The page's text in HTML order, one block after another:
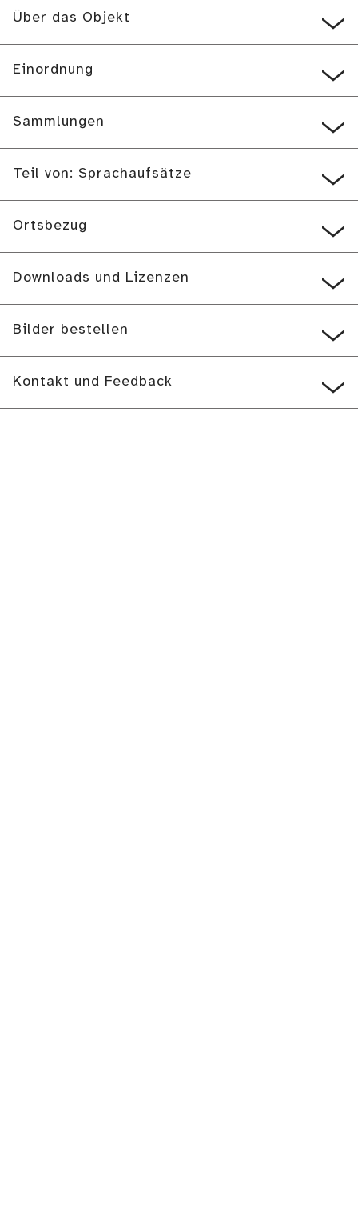
Über das Objekt
Einordnung
Sammlungen
Teil von: Sprachaufsätze
Ortsbezug
Downloads und Lizenzen
Bilder bestellen
Kontakt und Feedback